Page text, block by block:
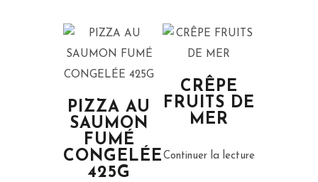
PIZZA AU
SAUMON
FUMÉ
CONGELÉE
425G
CRÊPE
FRUITS DE
MER
Continuer la lecture